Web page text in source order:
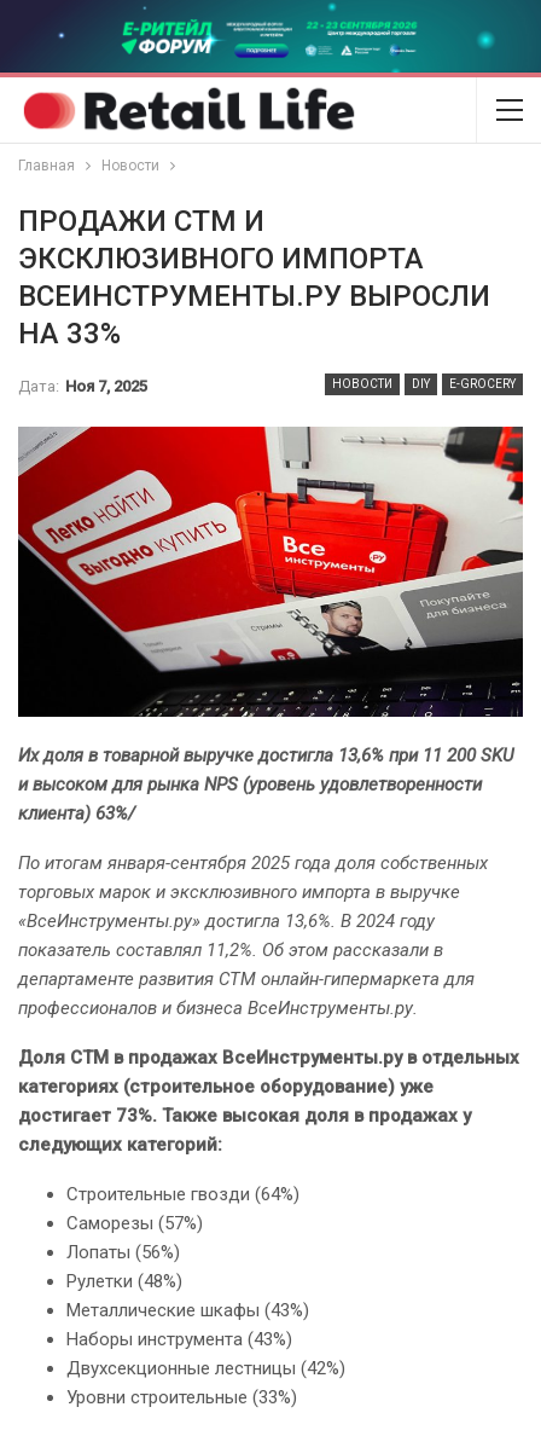
Главная Новости
ПРОДАЖИ СТМ И
ЭКСКЛЮЗИВНОГО ИМПОРТА
ВСЕИНСТРУМЕНТЫ.РУ ВЫРОСЛИ
НА 33%
НОВОСТИ DIY E-GROCERY
Дата: Ноя 7, 2025
Их доля в товарной выручке достигла 13,6% при 11 200 SKU
и высоком для рынка NPS (уровень удовлетворенности
клиента) 63%/
По итогам января-сентября 2025 года доля собственных
торговых марок и эксклюзивного импорта в выручке
«ВсеИнструменты.ру» достигла 13,6%. В 2024 году
показатель составлял 11,2%. Об этом рассказали в
департаменте развития СТМ онлайн-гипермаркета для
профессионалов и бизнеса ВсеИнструменты.ру.
Доля СТМ в продажах ВсеИнструменты.ру в отдельных
категориях (строительное оборудование) уже
достигает 73%. Также высокая доля в продажах у
следующих категорий:
Строительные гвозди (64%)
Саморезы (57%)
Лопаты (56%)
Рулетки (48%)
Металлические шкафы (43%)
Наборы инструмента (43%)
Двухсекционные лестницы (42%)
Уровни строительные (33%)